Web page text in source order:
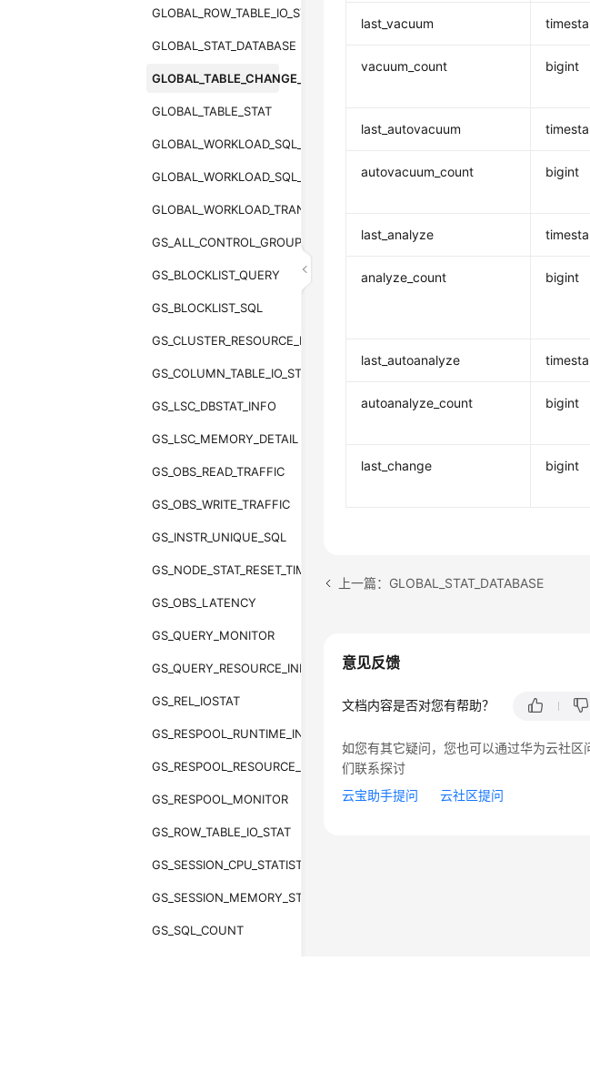
GLOBAL_ROW_TABLE_IO_STAT
GLOBAL_STAT_DATABASE
GLOBAL_TABLE_CHANGE_STAT
GLOBAL_TABLE_STAT
GLOBAL_WORKLOAD_SQL_COUNT
GLOBAL_WORKLOAD_SQL_ELAPSE_TIME
GLOBAL_WORKLOAD_TRANSACTION
GS_ALL_CONTROL_GROUP_INFO
GS_BLOCKLIST_QUERY
GS_BLOCKLIST_SQL
GS_CLUSTER_RESOURCE_INFO
GS_COLUMN_TABLE_IO_STAT
GS_LSC_DBSTAT_INFO
GS_LSC_MEMORY_DETAIL
GS_OBS_READ_TRAFFIC
GS_OBS_WRITE_TRAFFIC
GS_INSTR_UNIQUE_SQL
GS_NODE_STAT_RESET_TIME
GS_OBS_LATENCY
GS_QUERY_MONITOR
GS_QUERY_RESOURCE_INFO
GS_REL_IOSTAT
GS_RESPOOL_RUNTIME_INFO
GS_RESPOOL_RESOURCE_INFO
GS_RESPOOL_MONITOR
GS_ROW_TABLE_IO_STAT
GS_SESSION_CPU_STATISTICS
GS_SESSION_MEMORY_STATISTICS
GS_SQL_COUNT
last_vacuum
vacuum_count bigint
last_autovacuum
autovacuum_count bigint
last_analyze
analyze_count bigint
last_autoanalyze
autoanalyze_count bigint
last_change bigint
上一篇：GLOBAL_STAT_DATABASE
意见反馈
文档内容是否对您有帮助？
如您有其它疑问，您也可以通过华为云社区
们联系探讨
云宝助手提问
云社区提问